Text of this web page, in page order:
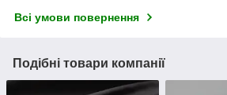
Всі умови повернення
Подібні товари компанії